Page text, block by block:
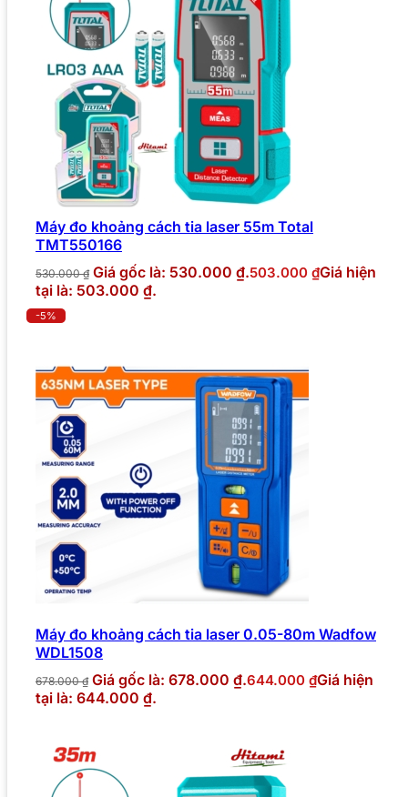
Máy đo khoảng cách tia laser 55m Total
TMT550166
530.000₫ Giá gốc là: 530.000 ₫.503.000 ₫Giá hiện
tại là: 503.000 ₫.
-5%
Máy đo khoảng cách tia laser 0.05-80m Wadfow
WDL1508
678.000₫ Giá gốc là: 678.000 ₫.644.000 ₫Giá hiện
tại là: 644.000 ₫.